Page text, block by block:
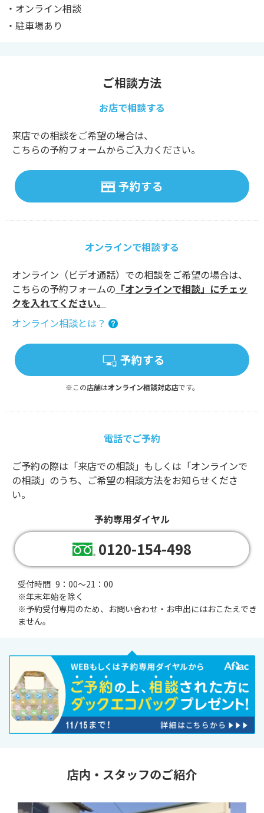
・オンライン相談
・駐車場あり
ご相談方法
お店で相談する
来店での相談をご希望の場合は、
こちらの予約フォームからご入力ください。
予約する
オンラインで相談する
オンライン（ビデオ通話）での相談をご希望の場合は、
こちらの予約フォームの 「オンラインで相談」にチェッ
クを入れてください。
オンライン相談とは？
予約する
※この店舗はオンライン相談対応店です。
電話でご予約
ご予約の際は「来店での相談」もしくは「オンラインで
の相談」のうち、ご希望の相談方法をお知らせくださ
い。
予約専用ダイヤル
0120-154-498
受付時間 9：00～21：00
※年末年始を除く
※予約受付専用のため、お問い合わせ・お申出にはおこたえでき
ません。
店内・スタッフのご紹介